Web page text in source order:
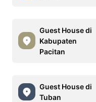
Guest House di
Kabupaten
Pacitan
Guest House di
Tuban